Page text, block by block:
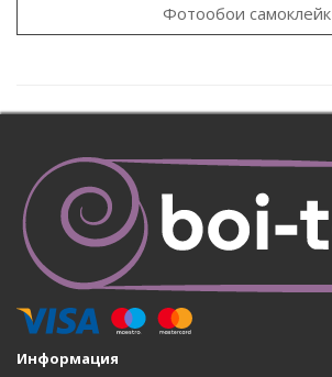
Фотообои самоклейк
Информация